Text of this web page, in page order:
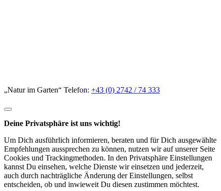
„Natur im Garten“ Telefon: +43 (0) 2742 / 74 333
Deine Privatsphäre ist uns wichtig!
Um Dich ausführlich informieren, beraten und für Dich ausgewählte
Empfehlungen aussprechen zu können, nutzen wir auf unserer Seite
Cookies und Trackingmethoden. In den Privatsphäre Einstellungen
kannst Du einsehen, welche Dienste wir einsetzen und jederzeit,
auch durch nachträgliche Änderung der Einstellungen, selbst
entscheiden, ob und inwieweit Du diesen zustimmen möchtest.